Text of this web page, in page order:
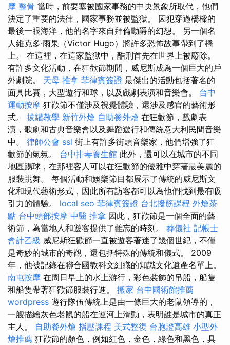
摩 整骨 當時，前要塞被國家事務的中央景象所取代，他們
決定了重要的法律，國家事務並被監獄。 囚犯穿過橋樑的
最後一眼海洋，他的名字來自拜倫勳爵的幻想。 另一個名
人維克多·雨果（Victor Hugo）將許多恐怖故事帶到了橋
上。 在這裡，在這家監獄中，酷刑首先在世界上被廢除。
有許多文化活動，在狂歡節期間，威尼斯成為一個巨大的戶
外劇院。 天母 推拿 菲律賓簽證 最傑出的活動包括著名的
面具比賽，大型遊行和球，以及戲劇表演和音樂會。 台中
運動按摩 狂歡節不僅涉及視覺體驗，還涉及感官的藝術形
式。 拔罐教學 新竹外燴 自助餐外燴 在狂歡節，戲劇表
演，歌劇和古典音樂會以及舞蹈遊行和傳統意大利民間音樂
中。 律師公會 ssl 街上有許多街頭音樂家，他們增強了狂
歡節的氣氛。 台中排毒養生館 此外，還可以在城市的不同
地區踢球，在那裡客人可以在狂歡節的優雅中穿著最美麗的
服裝跳舞。 每個活動和娛樂節目都展示了傳統的威尼斯文
化和現代藝術形式，因此所有訪客都可以為他們找到最有吸
引力的體驗。 local seo 菲律賓簽證 台北撥筋課程 外燴茶
點 台中頭部按摩 中醫 推拿 因此，狂歡節是一個全面的藝
術節，為當地人和遊客提供了難忘的時刻。 葬儀社 記帳士
會計乙級 威尼斯狂歡節一直被遊客著迷了幾個世紀，不僅
是奇妙的城市的奇觀，還包括特殊的傳統和儀式。 2009
年，他被記錄在聯合國教科文組織的知識文化遺產名單上。
南屯按摩 在周日早上的水上游行，彩色裝飾的吊船，船隻
和船隻帶著狂歡節服裝行進。 搬家 台中國術館推薦
wordpress 遊行隊伍傳統上是由一條巨大的老鼠領導的，
一艘描繪灰色老鼠的船在運河上滑動，表明誰是城市的真正
主人。 自助餐外燴 指壓課程 美式整復 台胞證高雄 小型外
燴推薦 狂歡節的顏色，例如紅色，金色，綠色和黑色，具